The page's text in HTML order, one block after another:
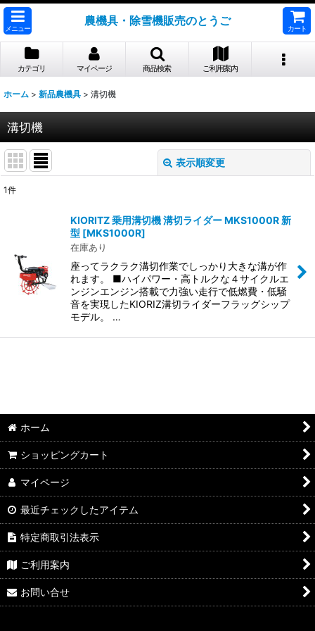
メニュー
農機具・除雪機販売のとうご
カート
カテゴリ マイページ 商品検索 ご利用案内
ホーム > 新品農機具 > 溝切機
溝切機
表示順変更
絞り込む
1件
KIORITZ 乗用溝切機 溝切ライダー MKS1000R 新
型 [MKS1000R]
在庫あり
座ってラクラク溝切作業でしっかり大きな溝が作
れます。 ■ハイパワー・高トルクな４サイクルエ
ンジンエンジン搭載で力強い走行で低燃費・低騒
音を実現したKIORIZ溝切ライダーフラッグシップ
モデル。 …
ホーム
ショッピングカート
マイページ
最近チェックしたアイテム
特定商取引法表示
ご利用案内
お問い合せ